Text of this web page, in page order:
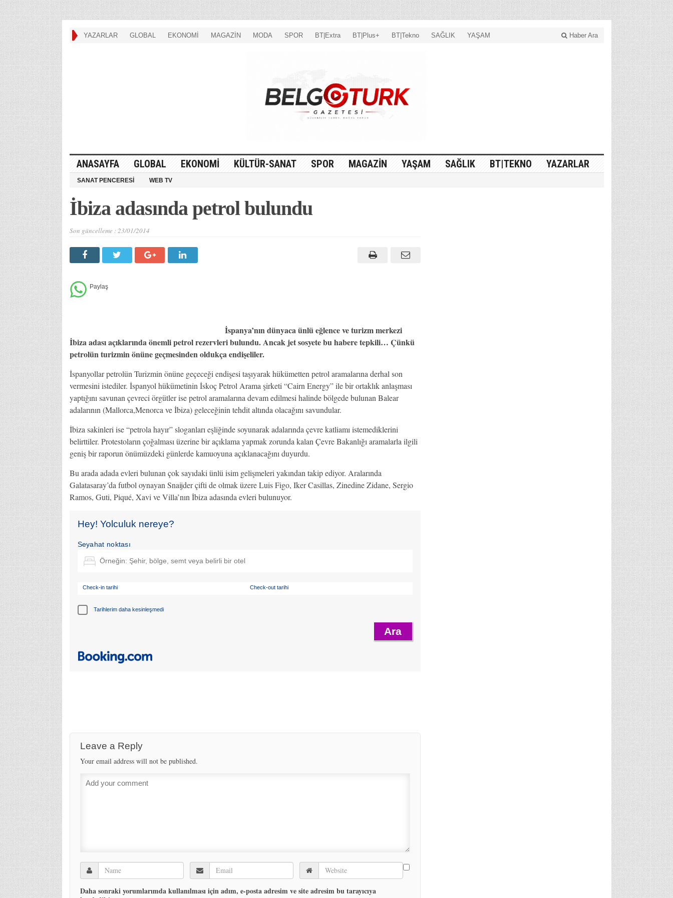
YAZARLAR GLOBAL EKONOMİ MAGAZİN MODA SPOR BT|Extra BT|Plus+ BT|Tekno SAĞLIK YAŞAM Haber Ara
ANASAYFA GLOBAL EKONOMİ KÜLTÜR-SANAT SPOR MAGAZİN YAŞAM SAĞLIK BT|TEKNO YAZARLAR
SANAT PENCERESİ WEB TV
İbiza adasında petrol bulundu
Son güncelleme :23/01/2014
İspanya’nın dünyaca ünlü eğlence ve turizm merkezi
İbiza adası açıklarında önemli petrol rezervleri bulundu. Ancak jet sosyete bu habere tepkili… Çünkü
petrolün turizmin önüne geçmesinden oldukça endişeliler.
İspanyollar petrolün Turizmin önüne geçeceği endişesi taşıyarak hükümetten petrol aramalarına derhal son
vermesini istediler. İspanyol hükümetinin İskoç Petrol Arama şirketi “Cairn Energy” ile bir ortaklık anlaşması
yaptığını savunan çevreci örgütler ise petrol aramalarına devam edilmesi halinde bölgede bulunan Balear
adalarının (Mallorca,Menorca ve İbiza) geleceğinin tehdit altında olacağını savundular.
İbiza sakinleri ise “petrola hayır” sloganları eşliğinde soyunarak adalarında çevre katliamı istemediklerini
belirttiler. Protestoların çoğalması üzerine bir açıklama yapmak zorunda kalan Çevre Bakanlığı aramalarla ilgili
geniş bir raporun önümüzdeki günlerde kamuoyuna açıklanacağını duyurdu.
Bu arada adada evleri bulunan çok sayıdaki ünlü isim gelişmeleri yakından takip ediyor. Aralarında
Galatasaray’da futbol oynayan Snaijder çifti de olmak üzere Luis Figo, Iker Casillas, Zinedine Zidane, Sergio
Ramos, Guti, Piqué, Xavi ve Villa’nın İbiza adasında evleri bulunuyor.
Hey! Yolculuk nereye?
Seyahat noktası
Check-in tarihi Check-out tarihi
Tarihlerim daha kesinleşmedi
Leave a Reply
Your email address will not be published.
Daha sonraki yorumlarımda kullanılması için adım, e-posta adresim ve site adresim bu tarayıcıya